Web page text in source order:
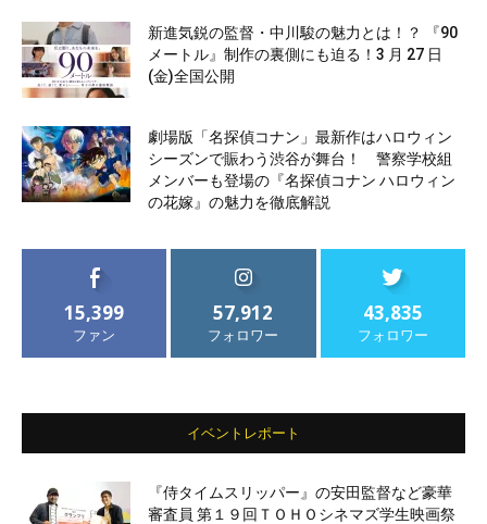
新進気鋭の監督・中川駿の魅力とは！？ 『90
メートル』制作の裏側にも迫る！3 月 27 日
(金)全国公開
劇場版「名探偵コナン」最新作はハロウィン
シーズンで賑わう渋谷が舞台！ 警察学校組
メンバーも登場の『名探偵コナン ハロウィン
の花嫁』の魅力を徹底解説
15,399
ファン
57,912
フォロワー
43,835
フォロワー
イベントレポート
『侍タイムスリッパー』の安田監督など豪華
審査員 第１９回ＴＯＨＯシネマズ学生映画祭